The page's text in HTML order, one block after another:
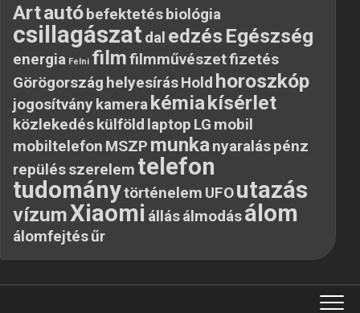
Artautóbefektetésbiológia
csillagászatdal edzés Egészség
energia Felni filmfilmművészetfizetés
Görögország helyesírásHold horoszkóp
jogosítványkamerakémiakísérlet
közlekedéskülföld laptop LG mobil
mobiltelefon MSZP munkanyaraláspénz
repülésszerelem telefon
tudománytörténelem UFOutazás
vízumXiaomi állásálmodásálom
álomfejtésűr